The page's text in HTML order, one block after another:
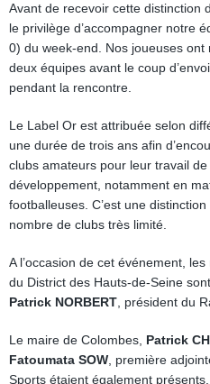
Avant de recevoir cette distinction
le privilège d’accompagner notre
0) du week-end. Nos joueuses
deux équipes avant le coup
pendant la rencontre.
Le Label Or est attribuée selon
une durée de trois ans afin
clubs amateurs pour leur travail
développement, notamment en
footballeuses. C’est une
nombre de clubs très limité.
A l’occasion de cet événement,
du District des Hauts-de-Seine
Patrick NORBERT , président du
Le maire de Colombes, Patrick
Fatoumata SOW , première
Sports étaient également présents.